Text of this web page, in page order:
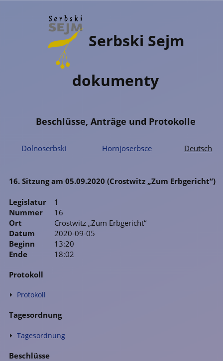
Dolnoserbski Hornjoserbsce Deutsch
Serbski Sejm
dokumenty
Beschlüsse, Anträge und Protokolle
16. Sitzung am 05.09.2020 (Crostwitz „Zum Erbgericht“)
Legislatur
1
Nummer
16
Ort
Crostwitz „Zum Erbgericht“
Datum
2020-09-05
Beginn
13:20
Ende
18:02
Protokoll
Protokoll
Tagesordnung
Tagesordnung
Beschlüsse